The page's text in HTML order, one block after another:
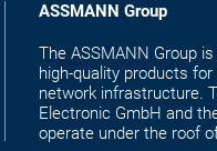
ASSMANN Group
The ASSMANN Group
high-quality products
network infrastructure.
Electronic GmbH and
operate under the roof